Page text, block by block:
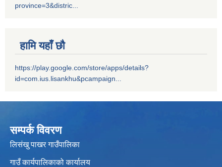
province=3&distric...
हामि यहाँ छौ
https://play.google.com/store/apps/details?
id=com.ius.lisankhu&pcampaign...
सम्पर्क विवरण
लिसंखु पाखर गाउँपालिका
गाउँ कार्यपालिकाको कार्यालय